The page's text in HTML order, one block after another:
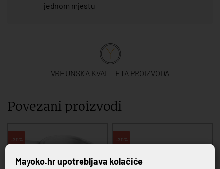
jednom mjestu
VRHUNSKA KVALITETA PROIZVODA
Povezani proizvodi
-20% -20%
Mayoko.hr upotrebljava kolačiće